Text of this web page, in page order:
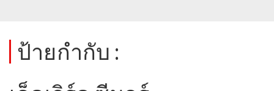
ป้ายกำกับ :